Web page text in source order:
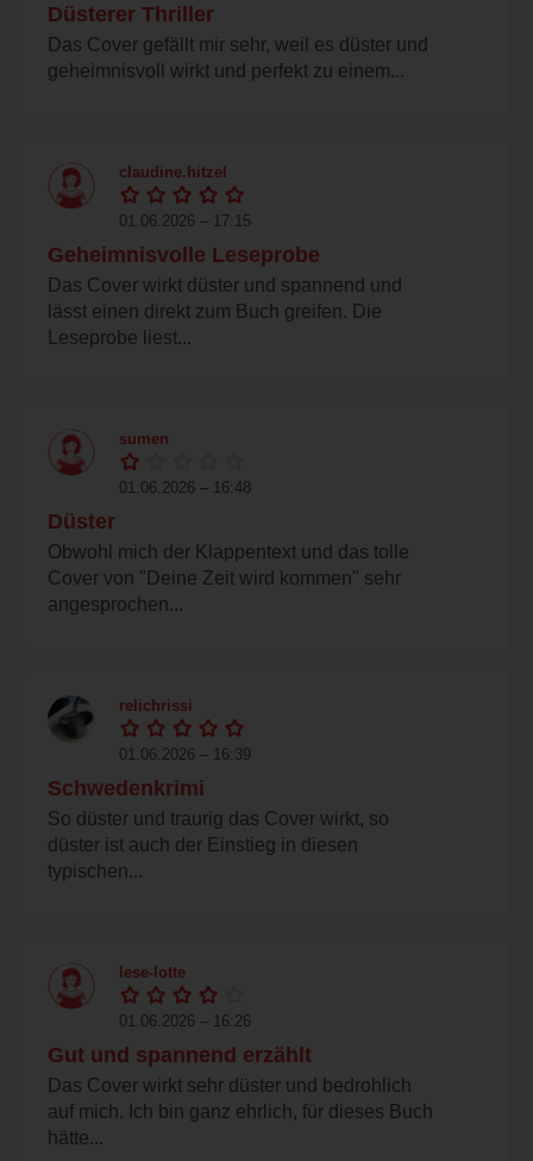
Düsterer Thriller
Das Cover gefällt mir sehr, weil es düster und
geheimnisvoll wirkt und perfekt zu einem...
claudine.hitzel
01.06.2026 – 17:15
Geheimnisvolle Leseprobe
Das Cover wirkt düster und spannend und
lässt einen direkt zum Buch greifen. Die
Leseprobe liest...
sumen
01.06.2026 – 16:48
Düster
Obwohl mich der Klappentext und das tolle
Cover von "Deine Zeit wird kommen" sehr
angesprochen...
relichrissi
01.06.2026 – 16:39
Schwedenkrimi
So düster und traurig das Cover wirkt, so
düster ist auch der Einstieg in diesen
typischen...
lese-lotte
01.06.2026 – 16:26
Gut und spannend erzählt
Das Cover wirkt sehr düster und bedrohlich
auf mich. Ich bin ganz ehrlich, für dieses Buch
hätte...